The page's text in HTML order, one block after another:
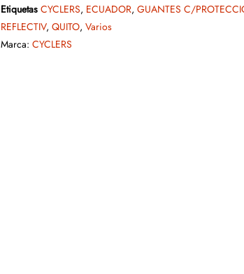
Etiquetas CYCLERS, ECUADOR, GUANTES C/
REFLECTIV, QUITO, Varios
Marca: CYCLERS